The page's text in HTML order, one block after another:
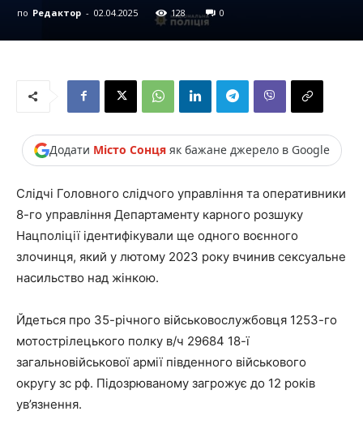
по Редактор - 02.04.2025 128 0
Додати Місто Сонцяяк бажане джерело в Google
Слідчі Головного слідчого управління та оперативники
8-го управління Департаменту карного розшуку
Нацполіції ідентифікували ще одного воєнного
злочинця, який у лютому 2023 року вчинив сексуальне
насильство над жінкою.
Йдеться про 35-річного військовослужбовця 1253-го
мотострілецького полку в/ч 29684 18-ї
загальновійськової армії південного військового
округу зс рф. Підозрюваному загрожує до 12 років
ув’язнення.